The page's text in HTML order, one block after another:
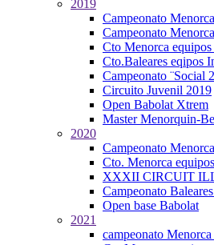
2019
Campeonato
Campeonato
Cto Menorca equipos
Cto.Baleares eqipos
Campeonato ¨Social
Circuito Juvenil 2019
Open Babolat Xtrem
Master Menorquin-
2020
Campeonato
Cto. Menorca
XXXII CIRCUIT
Campeonato
Open base Babolat
2021
campeonato